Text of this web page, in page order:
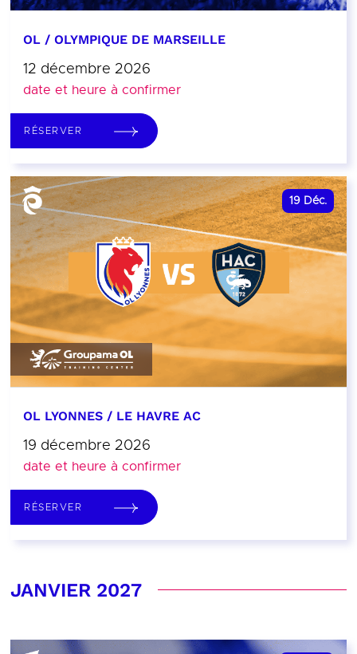
OL / OLYMPIQUE DE MARSEILLE
12 décembre 2026
date et heure à confirmer
RÉSERVER
19 Déc.
OL LYONNES / LE HAVRE AC
19 décembre 2026
date et heure à confirmer
RÉSERVER
JANVIER 2027